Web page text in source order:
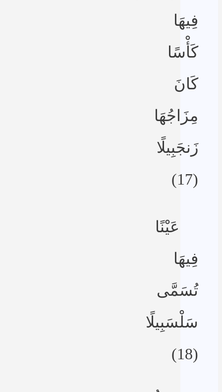
فِيهَا
كَأْسًا
كَانَ
مِزَاجُهَا
زَنجَبِيلًا
(17)
عَيْنًا
فِيهَا
تُسَمَّى
سَلْسَبِيلًا
(18)